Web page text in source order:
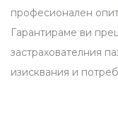
професионален
Гарантираме ви
застрахователния
изисквания и